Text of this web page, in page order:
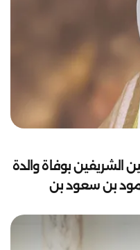
الشريفين بوفاة والدة
بن سعود بن